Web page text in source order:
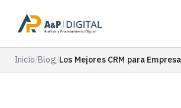
Inicio/Blog/Los Mejores CRM para